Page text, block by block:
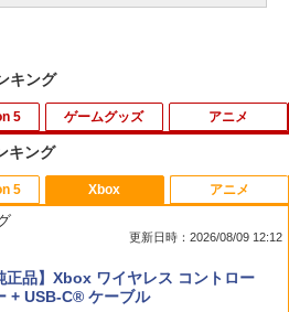
キング
ダの伝説 ブレス オブ ザ ワイルド
Switch 2 Edition
5
イント5倍】PS5 Slim スタンド 新型
き 冷却ファン スタンド 冷却パッド
き 垂直 充電器 USB 静音 リモコン
止め 冷却台 2台同時充電
ゲームグッズ
キャプチャーボード Switch/UVC
4K 1080P Type C&USB A&USB
ビデオ録画 ゲーム録画 ライブ配
アニメ
古】メリダとおそろしの森 BD+DVD
ターケース) 【ブルーレイ】／ケリ
マクドナルドブルーレイ／海外アニ
キング
ラトゥーン レイダース|オンライン
ド版
5
5 デジタル・エディション
語専用 Console Language: Japan
Xbox
更新日時：2026/08/09 12:12
正品】Xbox ワイヤレス コントロー
+ USB-C® ケーブル
アニメ